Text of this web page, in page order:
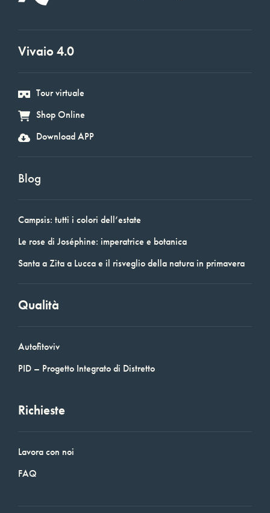
Vivaio 4.0
Tour virtuale
Shop Online
Download APP
Blog
Campsis: tutti i colori dell’estate
Le rose di Joséphine: imperatrice e botanica
Santa a Zita a Lucca e il risveglio della natura in primavera
Qualità
Autofitoviv
PID – Progetto Integrato di Distretto
Richieste
Lavora con noi
FAQ